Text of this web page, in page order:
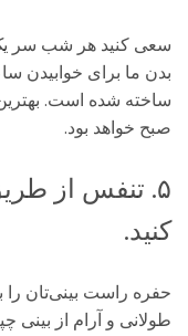
سعی کنید هر شب سر
صبح خواهد بود.
۵. تنفس از
کنید.
حفره راست بینی‌تان
طولانی و آرام از بینی